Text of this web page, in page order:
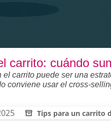
carrito: cuándo
carrito puede ser una
conviene usar el cross-
Tips para un carrito